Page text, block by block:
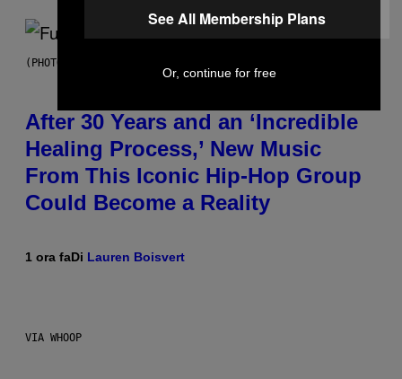
(PHOTO BY JEREMYCHANPHOTOGRAPHY/GETTY IMAGES)
After 30 Years and an ‘Incredible
Healing Process,’ New Music
From This Iconic Hip-Hop Group
Could Become a Reality
1 ora faDi Lauren Boisvert
VIA WHOOP
See All Membership Plans
Or, continue for free